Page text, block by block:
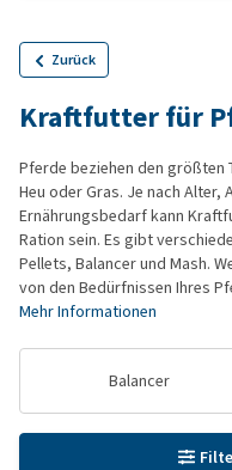
Zurück
Kraftfutter für
Pferde beziehen den größten
Heu oder Gras. Je nach
Ernährungsbedarf kann
Ration sein. Es gibt
Pellets, Balancer und Mash.
von den Bedürfnissen Ihres
Mehr Informationen
Balancer